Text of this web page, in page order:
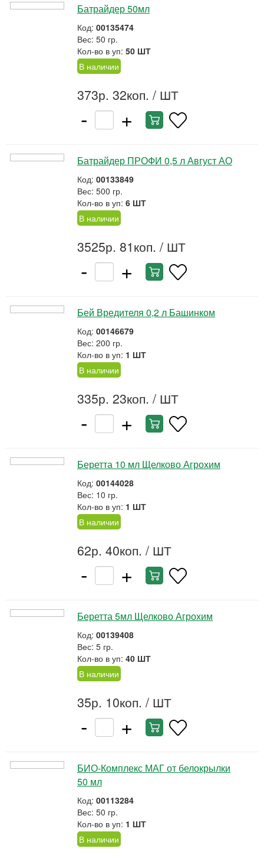
Батрайдер 50мл
Код: 00135474
Вес: 50 гр.
Кол-во в уп: 50 ШТ
В наличии
373р. 32коп. / ШТ
- +
Батрайдер ПРОФИ 0,5 л Август АО
Код: 00133849
Вес: 500 гр.
Кол-во в уп: 6 ШТ
В наличии
3525р. 81коп. / ШТ
- +
Бей Вредителя 0,2 л Башинком
Код: 00146679
Вес: 200 гр.
Кол-во в уп: 1 ШТ
В наличии
335р. 23коп. / ШТ
- +
Беретта 10 мл Щелково Агрохим
Код: 00144028
Вес: 10 гр.
Кол-во в уп: 1 ШТ
В наличии
62р. 40коп. / ШТ
- +
Беретта 5мл Щелково Агрохим
Код: 00139408
Вес: 5 гр.
Кол-во в уп: 40 ШТ
В наличии
35р. 10коп. / ШТ
- +
БИО-Комплекс МАГ от белокрылки
50 мл
Код: 00113284
Вес: 50 гр.
Кол-во в уп: 1 ШТ
В наличии